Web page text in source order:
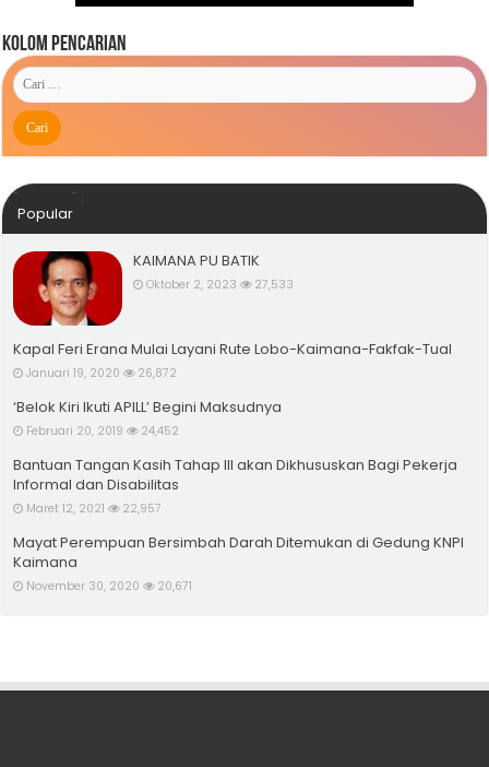
Kolom Pencarian
Popular
KAIMANA PU BATIK
Oktober 2, 2023 27,533
Kapal Feri Erana Mulai Layani Rute Lobo-Kaimana-Fakfak-Tual
Januari 19, 2020 26,872
‘Belok Kiri Ikuti APILL’ Begini Maksudnya
Februari 20, 2019 24,452
Bantuan Tangan Kasih Tahap III akan Dikhususkan Bagi Pekerja
Informal dan Disabilitas
Maret 12, 2021 22,957
Mayat Perempuan Bersimbah Darah Ditemukan di Gedung KNPI
Kaimana
November 30, 2020 20,671